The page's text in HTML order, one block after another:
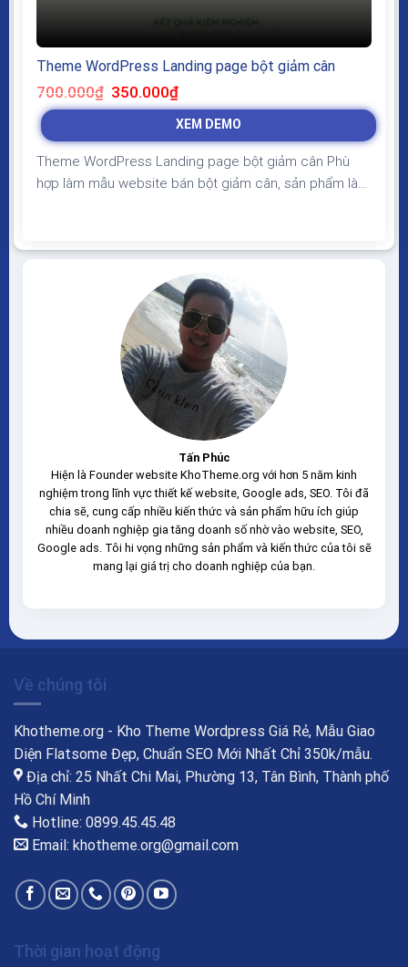
Theme WordPress Landing page bột giảm cân
700.000₫ Giá
gốc
là:
350.000₫Giá
tại
là:
XEM DEMO
Theme WordPress Landing page bột giảm cân Phù
hợp làm mẫu website bán bột giảm cân, sản phẩm làm
khách hàng giúp tăng tỷ lệ chuyển đổi, chốt sale khi...
Tấn Phúc
Hiện là Founder website KhoTheme.org với hơn 5 năm kinh
nghiệm trong lĩnh vực thiết kế website, Google ads, SEO. Tôi đã
chia sẽ, cung cấp nhiều kiến thức và sản phẩm hữu ích giúp
nhiều doanh nghiệp gia tăng doanh số nhờ vào website, SEO,
Google ads. Tôi hi vọng những sản phẩm và kiến thức của tôi sẽ
mang lại giá trị cho doanh nghiệp của bạn.
Về chúng tôi
Khotheme.org - Kho Theme Wordpress Giá Rẻ, Mẫu Giao
Diện Flatsome Đẹp, Chuẩn SEO Mới Nhất Chỉ 350k/mẫu.
Địa chỉ: 25 Nhất Chi Mai, Phường 13, Tân Bình, Thành phố
Hồ Chí Minh
Hotline: 0899.45.45.48
Email: khotheme.org@gmail.com
Thời gian hoạt động